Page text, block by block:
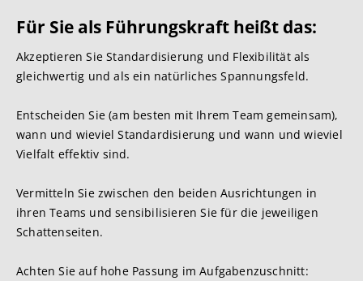
Für Sie als Führungskraft heißt das:
Akzeptieren Sie Standardisierung und Flexibilität als
gleichwertig und als ein natürliches Spannungsfeld.
Entscheiden Sie (am besten mit Ihrem Team gemeinsam),
wann und wieviel Standardisierung und wann und wieviel
Vielfalt effektiv sind.
Vermitteln Sie zwischen den beiden Ausrichtungen in
ihren Teams und sensibilisieren Sie für die jeweiligen
Schattenseiten.
Achten Sie auf hohe Passung im Aufgabenzuschnitt: